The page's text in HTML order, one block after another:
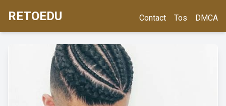
RETOEDU Contact Tos DMCA